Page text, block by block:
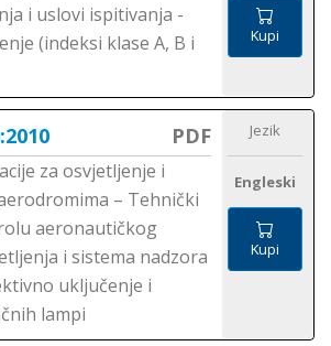
i uslovi ispitivanja -
(indeksi klase A, B i
Kupi
PDF
za osvjetljenje i
– Tehnički
aeronautičkog
i sistema nadzora
uključenje i
lampi
Jezik
Engleski
Kupi